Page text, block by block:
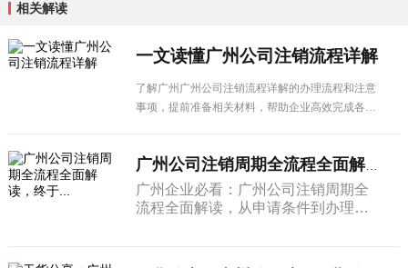
相关解读
一文读懂广州公司注销流程详解
了解广州广州公司注销流程详解的办理流程和注意
事项，提前准备相关材料，帮助企业高效完成各项
广州公司注销周期全流程全面解读，终于...
广州企业必看：广州公司注销周期全
流程全面解读，从申请条件到办理流